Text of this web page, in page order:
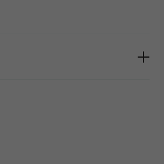
brede rand zorgt voor extra
aan de onderkant laat de bak